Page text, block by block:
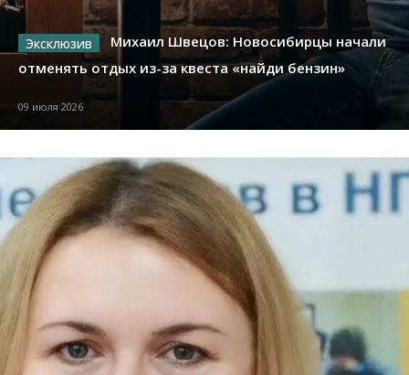
Михаил Швецов: Новосибирцы начали
отменять отдых из-за квеста «найди бензин»
09 июля 2026